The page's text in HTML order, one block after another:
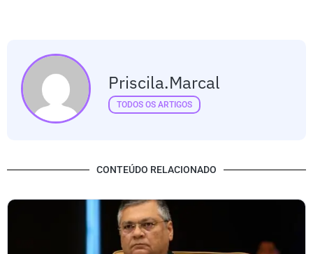
Priscila.marcal
TODOS OS ARTIGOS
CONTEÚDO RELACIONADO